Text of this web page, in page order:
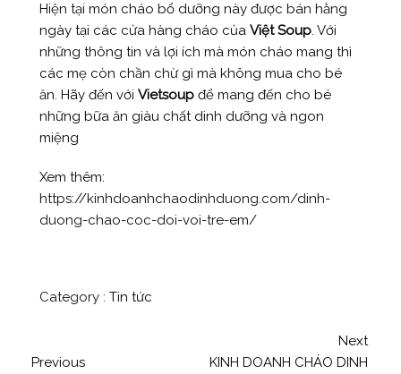
Hiện tại món cháo bổ dưỡng này được bán hằng
ngày tại các cửa hàng cháo của Việt Soup. Với
những thông tin và lợi ích mà món cháo mang thì
các mẹ còn chần chừ gì mà không mua cho bé
ăn. Hãy đến với Vietsoupđể mang đến cho bé
những bữa ăn giàu chất dinh dưỡng và ngon
miệng
Xem thêm:
https://kinhdoanhchaodinhduong.com/dinh-
duong-chao-coc-doi-voi-tre-em/
Category : Tin tức
Previous
Next
KINH DOANH CHÁO DINH